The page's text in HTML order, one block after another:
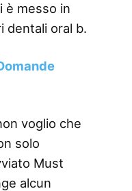
è messo in
dentali oral b.
voglio che
solo
Must
alcun